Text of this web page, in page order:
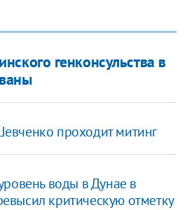
генконсульства в
проходит митинг
воды в Дунае в
критическую отметку